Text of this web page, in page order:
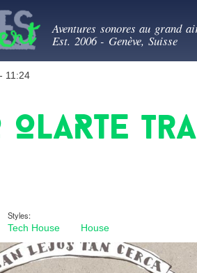
Ecoutes au
Aventures sonores au grand
Est. 2006 - Genève, Suisse
11:24
OLARTE
Styles:
Tech House
House